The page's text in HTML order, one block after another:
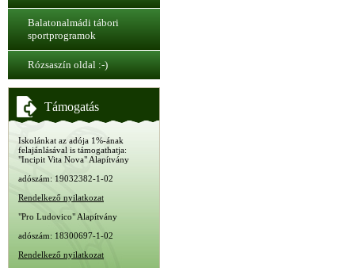
Balatonalmádi tábori
sportprogramok
Rózsaszín oldal :-)
Támogatás
Iskolánkat az adója 1%-ának
felajánlásával is támogathatja:
"Incipit Vita Nova" Alapítvány
adószám: 19032382-1-02
Rendelkező nyilatkozat
"Pro Ludovico" Alapítvány
adószám: 18300697-1-02
Rendelkező nyilatkozat